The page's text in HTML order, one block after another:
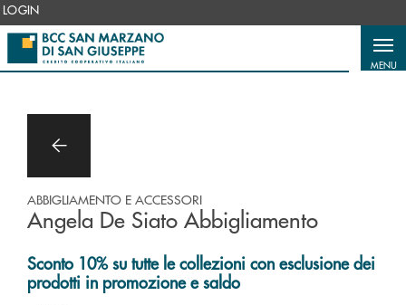
Salta al contenuto principale
LOGIN
MENU
ABBIGLIAMENTO E ACCESSORI
Angela De Siato Abbigliamento
Sconto 10% su tutte le collezioni con esclusione dei
prodotti in promozione e saldo